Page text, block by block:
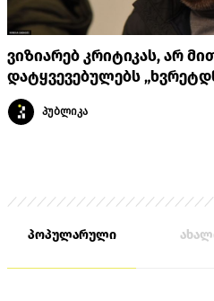
ვიზიარებ კრიტიკას, არ
დატყვევებულებს
პუბლიკა
პოპულარული